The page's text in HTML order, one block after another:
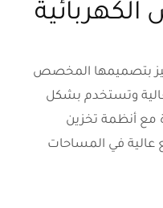
بتصميمها المخصص
وتستخدم بشكل
مع أنظمة تخزين
عالية في المساحات